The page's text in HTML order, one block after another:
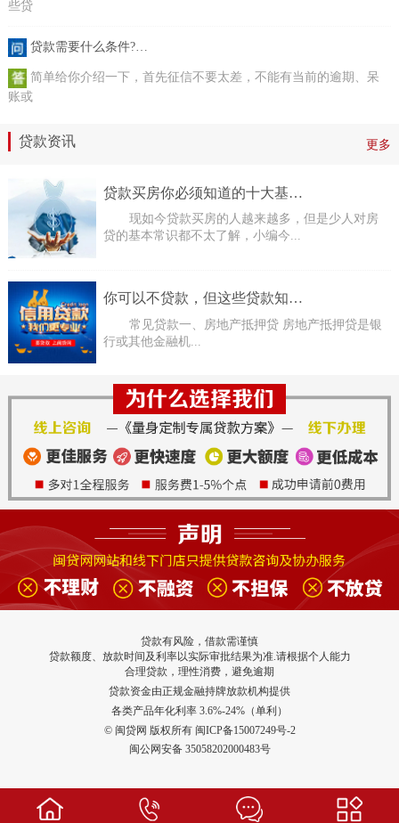
些贷
贷款需要什么条件?…
简单给你介绍一下，首先征信不要太差，不能有当前的逾期、呆
账或
贷款资讯 更多
贷款买房你必须知道的十大基…
现如今贷款买房的人越来越多，但是少人对房
贷的基本常识都不太了解，小编今...
你可以不贷款，但这些贷款知…
常见贷款一、房地产抵押贷 房地产抵押贷是银
行或其他金融机...
贷款有风险，借款需谨慎
贷款额度、放款时间及利率以实际审批结果为准.请根据个人能力
合理贷款，理性消费，避免逾期
贷款资金由正规金融持牌放款机构提供
各类产品年化利率 3.6%-24%（单利）
© 闽贷网 版权所有 闽ICP备15007249号-2
闽公网安备 35058202000483号